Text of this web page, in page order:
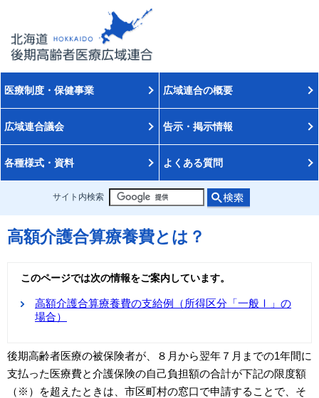
医療制度・保健事業 広域連合の概要
広域連合議会 告示・掲示情報
各種様式・資料 よくある質問
サイト内検索
高額介護合算療養費とは？
このページでは次の情報をご案内しています。
高額介護合算療養費の支給例（所得区分「一般Ⅰ」の
場合）
後期高齢者医療の被保険者が、８月から翌年７月までの1年間に
支払った医療費と介護保険の自己負担額の合計が下記の限度額
（※）を超えたときは、市区町村の窓口で申請することで、そ